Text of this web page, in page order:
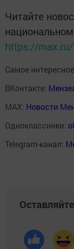
Читайте
https://
Самое
ВКонтакте:
MAX: Новости
Одноклассники:
Telegram-канал: